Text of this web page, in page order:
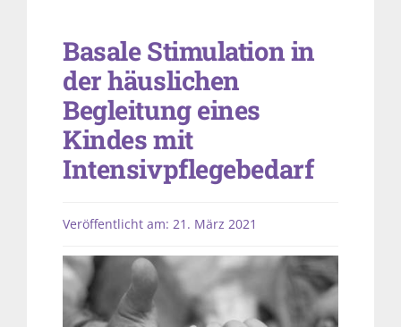
Basale Stimulation in
der häuslichen
Begleitung eines
Kindes mit
Intensivpflegebedarf
Veröffentlicht am: 21. März 2021